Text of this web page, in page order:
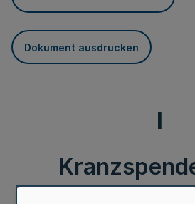
Dokument ausdrucken
I